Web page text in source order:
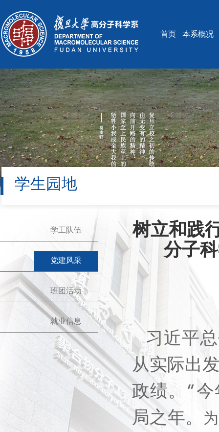
首页 本系概况
学生园地
学工队伍
党建风采
班团活动
就业信息
树立和践
分子
习近平
从实际出
政绩。 ”今
局之年。